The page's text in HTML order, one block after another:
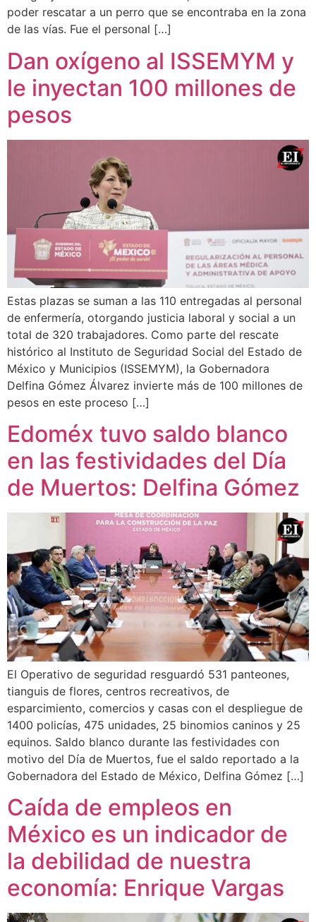
poder rescatar a un perro que se encontraba en la zona
de las vías. Fue el personal […]
Dan oxígeno al ISSEMYM y
le inyectan 100 millones de
pesos
Estas plazas se suman a las 110 entregadas al personal
de enfermería, otorgando justicia laboral y social a un
total de 320 trabajadores. Como parte del rescate
histórico al Instituto de Seguridad Social del Estado de
México y Municipios (ISSEMYM), la Gobernadora
Delfina Gómez Álvarez invierte más de 100 millones de
pesos en este proceso […]
Edoméx tuvo saldo blanco
en las festividades del Día
de Muertos: Delfina Gómez
El Operativo de seguridad resguardó 531 panteones,
tianguis de flores, centros recreativos, de
esparcimiento, comercios y casas con el despliegue de
1400 policías, 475 unidades, 25 binomios caninos y 25
equinos. Saldo blanco durante las festividades con
motivo del Día de Muertos, fue el saldo reportado a la
Gobernadora del Estado de México, Delfina Gómez […]
Caída de empleos en
México es un indicador de
la debilidad de nuestra
economía: Enrique Vargas